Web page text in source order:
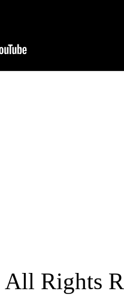
All Rights